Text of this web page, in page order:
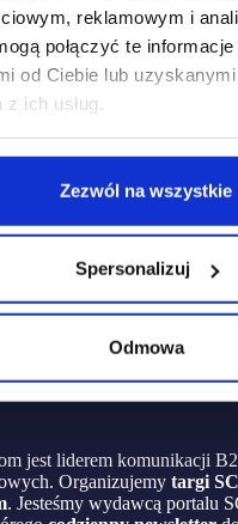
reklamowym i
połączyć te
od Ciebie lub
ich usług.
Zezwól na wszystkie
Spersonalizuj
Odmowa
Handlowe Auchan
zarządzanego przez
Centrum Handlowego
marka biżuteryjna
30 listopada w salonie o
jest liderem komunikacji
Organizujemy targi
. Jesteśmy wydawcą portalu